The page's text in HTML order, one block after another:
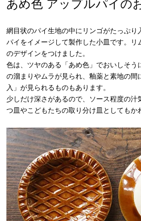
あめ色 アップルパイの
網目状のパイ生地の中にリンゴがたっぷり
パイをイメージして製作した小皿です。リ
のデザインをつけました。
色は、ツヤのある「あめ色」でおいしそう
の溜まりやムラが見られ、釉薬と素地の間
入」が見られるものもあります。
少しだけ深さがあるので、ソース程度の汁
つ皿やこどもたちの取り分け皿としてもか